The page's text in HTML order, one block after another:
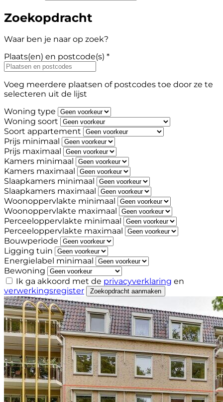
Zoekopdracht
Waar ben je naar op zoek?
Plaats(en) en postcode(s) *
Voeg meerdere plaatsen of postcodes toe door ze te
selecteren uit de lijst
Woning type
Woning soort
Soort appartement
Prijs minimaal
Prijs maximaal
Kamers minimaal
Kamers maximaal
Slaapkamers minimaal
Slaapkamers maximaal
Woonoppervlakte minimaal
Woonoppervlakte maximaal
Perceeloppervlakte minimaal
Perceeloppervlakte maximaal
Bouwperiode
Ligging tuin
Energielabel minimaal
Bewoning
Ik ga akkoord met de privacyverklaring en
verwerkingsregister
Zoekopdracht aanmaken